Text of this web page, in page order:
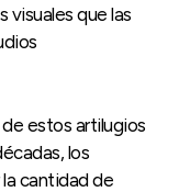
visuales que las
estos artilugios
los
cantidad de